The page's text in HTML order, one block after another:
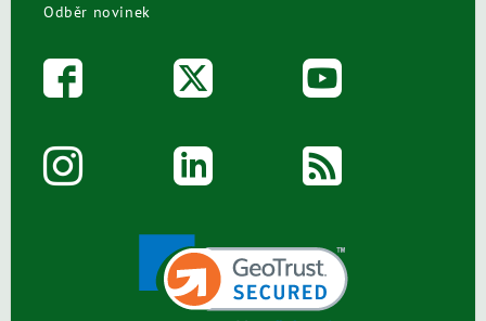
Odběr novinek